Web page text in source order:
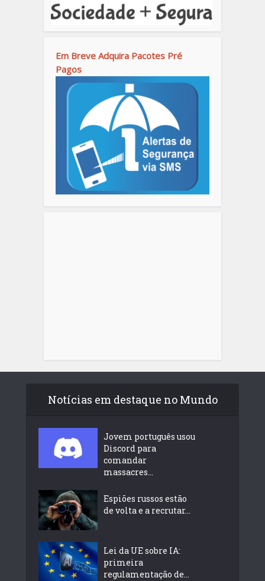
Em Breve Adquira Pacotes Pré
Pagos
Notícias em destaque no Mundo
Jovem português usou
Discord para
comandar
massacres...
Espiões russos estão
de volta e a recrutar...
Lei da UE sobre IA:
primeira
regulamentação de...